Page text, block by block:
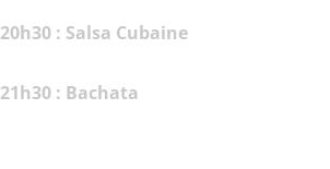
20h30 : Salsa Cubaine
21h30 : Bachata